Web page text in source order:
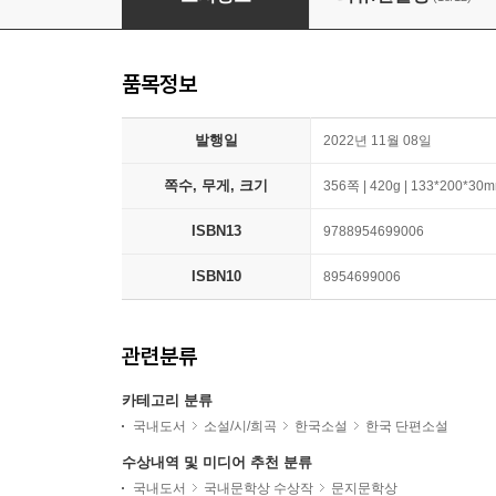
품목정보
발행일 2022년 11월 08일
쪽수, 무게, 크기 356쪽 | 420g |
ISBN13 9788954699006
ISBN10 8954699006
관련분류
카테고리 분류
국내도서 소설/시/희곡 한국소설 한국 단편소설
수상내역 및 미디어 추천 분류
국내도서 국내문학상 수상작 문지문학상